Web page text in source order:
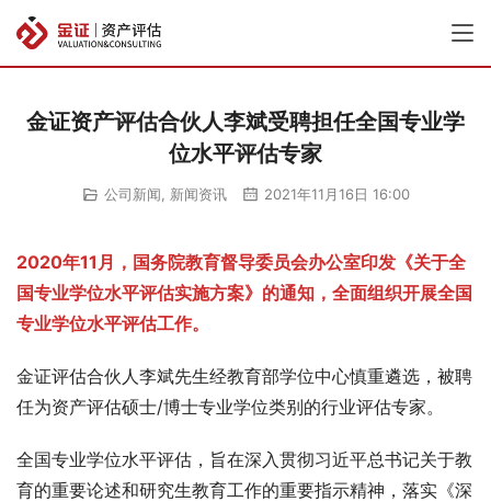
金证资产评估合伙人李斌受聘担任全国专业学
位水平评估专家
公司新闻 新闻资讯 2021年11月16日 16:00
2020年11月，国务院教育督导委员会办公室印发《关于全
国专业学位水平评估实施方案》的通知，全面组织开展全国
专业学位水平评估工作。
金证评估合伙人李斌先生经教育部学位中心慎重遴选，被聘
任为资产评估硕士/博士专业学位类别的行业评估专家。
全国专业学位水平评估，旨在深入贯彻习近平总书记关于教
育的重要论述和研究生教育工作的重要指示精神，落实《深